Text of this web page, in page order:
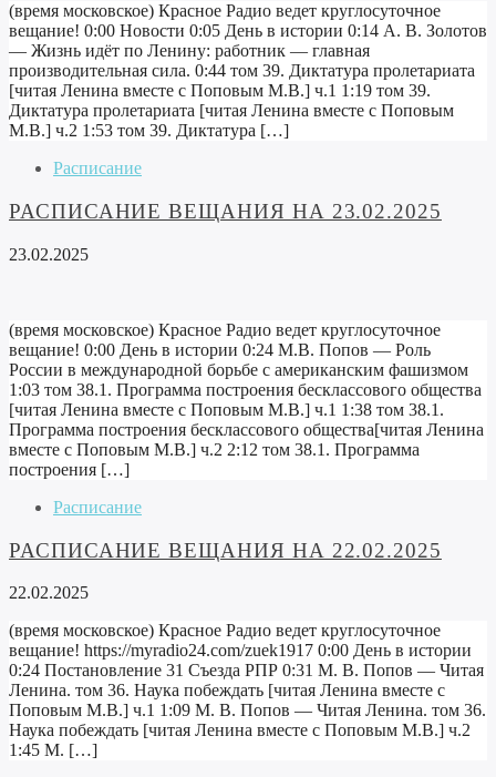
(время московское) Красное Радио ведет круглосуточное
вещание! 0:00 Новости 0:05 День в истории 0:14 А. В. Золотов
— Жизнь идёт по Ленину: работник — главная
производительная сила. 0:44 том 39. Диктатура пролетариата
[читая Ленина вместе с Поповым М.В.] ч.1 1:19 том 39.
Диктатура пролетариата [читая Ленина вместе с Поповым
М.В.] ч.2 1:53 том 39. Диктатура […]
Расписание
РАСПИСАНИЕ ВЕЩАНИЯ НА 23.02.2025
23.02.2025
(время московское) Красное Радио ведет круглосуточное
вещание! 0:00 День в истории 0:24 М.В. Попов — Роль
России в международной борьбе с американским фашизмом
1:03 том 38.1. Программа построения бесклассового общества
[читая Ленина вместе с Поповым М.В.] ч.1 1:38 том 38.1.
Программа построения бесклассового общества[читая Ленина
вместе с Поповым М.В.] ч.2 2:12 том 38.1. Программа
построения […]
Расписание
РАСПИСАНИЕ ВЕЩАНИЯ НА 22.02.2025
22.02.2025
(время московское) Красное Радио ведет круглосуточное
вещание! https://myradio24.com/zuek1917 0:00 День в истории
0:24 Постановление 31 Съезда РПР 0:31 М. В. Попов — Читая
Ленина. том 36. Наука побеждать [читая Ленина вместе с
Поповым М.В.] ч.1 1:09 М. В. Попов — Читая Ленина. том 36.
Наука побеждать [читая Ленина вместе с Поповым М.В.] ч.2
1:45 М. […]